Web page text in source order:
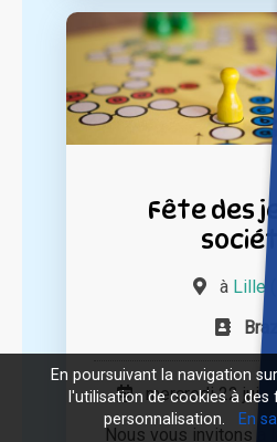
Fête des
à Lille
Braz
mercredi 22 juin
Nous vous invitons à
En poursuivant la navigation
l'utilisation de cookies à des
personnalisation.
En